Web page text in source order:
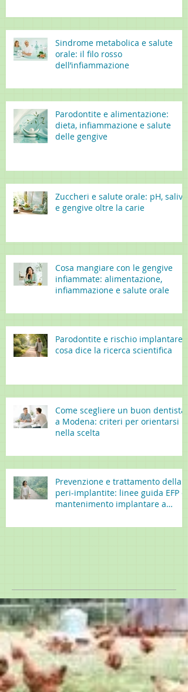
Sindrome metabolica e salute
orale: il filo rosso
dell’infiammazione
Parodontite e alimentazione:
dieta, infiammazione e salute
delle gengive
Zuccheri e salute orale: pH, saliva
e gengive oltre la carie
Cosa mangiare con le gengive
infiammate: alimentazione,
infiammazione e salute orale
Parodontite e rischio implantare:
cosa dice la ricerca scientifica
Come scegliere un buon dentista
a Modena: criteri per orientarsi
nella scelta
Prevenzione e trattamento della
peri-implantite: linee guida EFP e
mantenimento implantare a